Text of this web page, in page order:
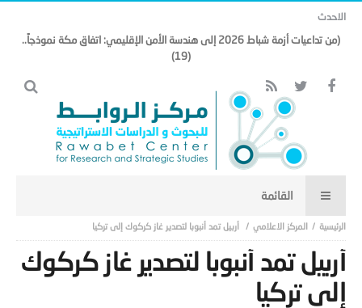
الاحدث
(من تداعيات أزمة شباط 2026 إلى هندسة الأمن الإقليمي: اتفاق مكة نموذجاً..
(19)
المركز الاعلامي أربيل تمد أنبوبا لتصدير غاز كركوك إلى تركيا
أربيل تمد أنبوبا لتصدير غاز كركوك
إلى تركيا